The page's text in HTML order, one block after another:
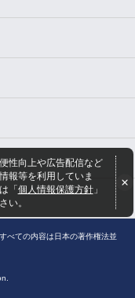
性向上や広告配信など
報等を利用していま
「個人情報保護方針」
い。
べての内容は日本の著作権法並